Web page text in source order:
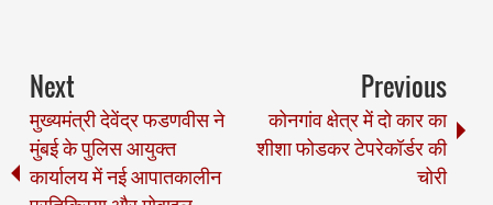
Next
मुख्यमंत्री देवेंद्र फडणवीस ने
मुंबई के पुलिस आयुक्त
कार्यालय में नई आपातकालीन
Previous
कोनगांव क्षेत्र में दो कार का
शीशा फोडकर टेपरेकॉर्डर की
चोरी